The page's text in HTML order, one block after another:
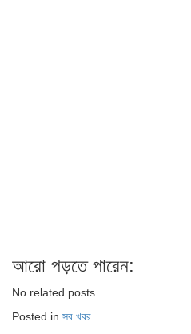
আরো পড়তে পারেন:
No related posts.
Posted in সব খবর